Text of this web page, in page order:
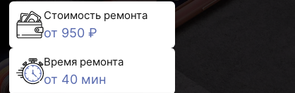
Стоимость ремонта
от 950 ₽
Время ремонта
от 40 мин